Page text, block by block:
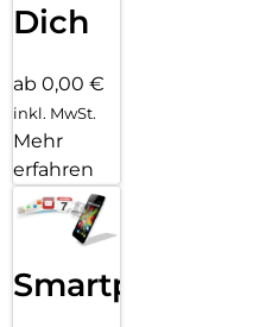
Dich
ab 0,00 €
inkl. MwSt.
Mehr
erfahren
Smartphone